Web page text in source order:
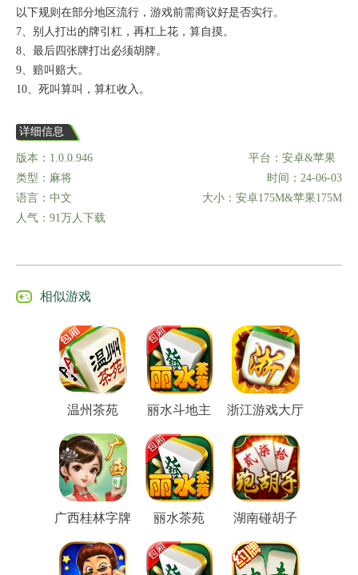
以下规则在部分地区流行，游戏前需商议好是否实行。
7、别人打出的牌引杠，再杠上花，算自摸。
8、最后四张牌打出必须胡牌。
9、赔叫赔大。
10、死叫算叫，算杠收入。
详细信息
版本：1.0.0.946
平台：安卓&苹果
类型：麻将
时间：24-06-03
语言：中文
大小：安卓175M&苹果175M
人气：91万人下载
相似游戏
温州茶苑 丽水斗地主 浙江游戏大厅
广西桂林字牌 丽水茶苑 湖南碰胡子